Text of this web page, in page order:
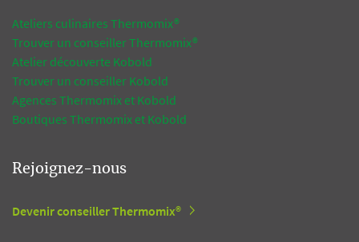
Ateliers culinaires Thermomix®
Trouver un conseiller Thermomix®
Atelier découverte Kobold
Trouver un conseiller Kobold
Agences Thermomix et Kobold
Boutiques Thermomix et Kobold
Rejoignez-nous
Devenir conseiller Thermomix®